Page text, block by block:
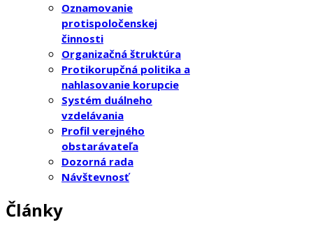
Oznamovanie
protispoločenskej
činnosti
Organizačná štruktúra
Protikorupčná politika a
nahlasovanie korupcie
Systém duálneho
vzdelávania
Profil verejného
obstarávateľa
Dozorná rada
Návštevnosť
Články